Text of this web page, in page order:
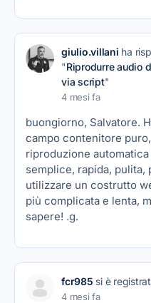
giulio.villani ha
"Riprodurre audio
via script"
4 mesi fa
buongiorno, Salvatore.
campo contenitore
riproduzione
semplice, rapida,
utilizzare un costrutto
più complicata e lenta,
sapere! .g.
fcr985 si è
4 mesi fa